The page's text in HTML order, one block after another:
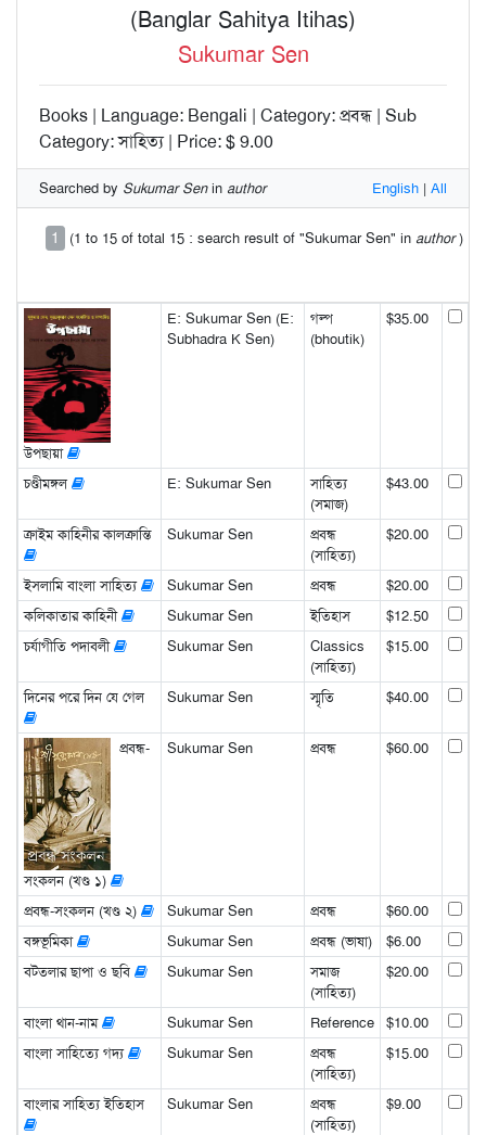
(Banglar Sahitya Itihas)
Sukumar Sen
Books | Language: Bengali | Category: প্রবন্ধ | Sub
Category: সাহিত্য | Price: $ 9.00
Searched by Sukumar Senin author English | All
1 (1 to 15 of total 15 : search result of "Sukumar Sen" in author)
উপছায়া
E: Sukumar Sen (E:
Subhadra K Sen)
গল্প
(bhoutik)
$35.00
চণ্ডীমঙ্গল E: Sukumar Sen
সাহিত্য
(সমাজ)
$43.00
ক্রাইম কাহিনীর কালক্রান্তি Sukumar Sen
প্রবন্ধ
(সাহিত্য)
$20.00
ইসলামি বাংলা সাহিত্য Sukumar Sen প্রবন্ধ
$20.00
কলিকাতার কাহিনী
Sukumar Sen ইতিহাস
$12.50
চর্যাগীতি পদাবলী
Sukumar Sen
Classics
(সাহিত্য)
$15.00
দিনের পরে দিন যে গেল Sukumar Sen স্মৃতি $40.00
প্রবন্ধ-
সংকলন (খণ্ড ১)
Sukumar Sen প্রবন্ধ $60.00
প্রবন্ধ-সংকলন (খণ্ড ২) Sukumar Sen প্রবন্ধ
$60.00
বঙ্গভূমিকা
Sukumar Sen প্রবন্ধ (ভাষা)
$6.00
বটতলার ছাপা ও ছবি
Sukumar Sen
সমাজ
(সাহিত্য)
$20.00
বাংলা থান-নাম Sukumar Sen Reference
$10.00
বাংলা সাহিত্যে গদ্য
Sukumar Sen
প্রবন্ধ
(সাহিত্য)
$15.00
বাংলার সাহিত্য ইতিহাস Sukumar Sen
প্রবন্ধ
(সাহিত্য)
$9.00